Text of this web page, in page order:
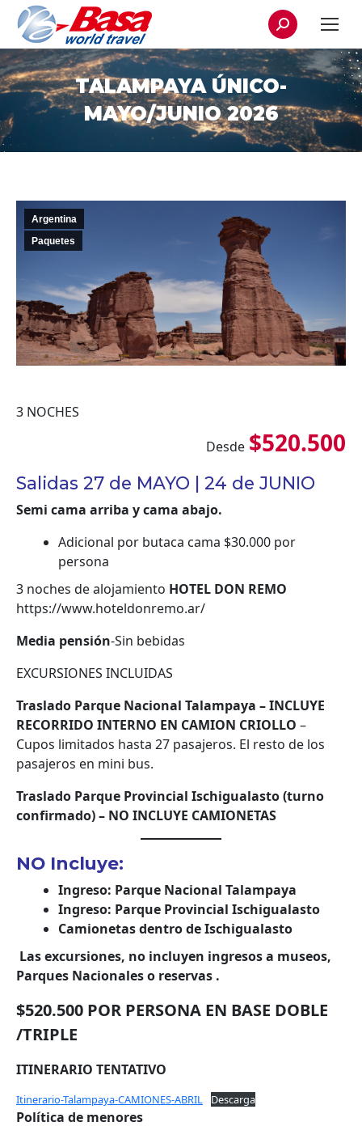
Buscar:
TALAMPAYA ÚNICO-
MAYO/JUNIO 2026
Argentina
Paquetes
3 NOCHES
Desde $520.500
Salidas 27 de MAYO | 24 de JUNIO
Semi cama arriba y cama abajo.
Adicional por butaca cama $30.000 por
persona
3 noches de alojamiento HOTEL DON REMO
https://www.hoteldonremo.ar/
Media pensión-Sin bebidas
EXCURSIONES INCLUIDAS
Traslado Parque Nacional Talampaya – INCLUYE
RECORRIDO INTERNO EN CAMION CRIOLLO –
Cupos limitados hasta 27 pasajeros. El resto de los
pasajeros en mini bus.
Traslado Parque Provincial Ischigualasto (turno
confirmado) – NO INCLUYE CAMIONETAS
NO Incluye:
Ingreso: Parque Nacional Talampaya
Ingreso: Parque Provincial Ischigualasto
Camionetas dentro de Ischigualasto
Las excursiones, no incluyen ingresos a museos,
Parques Nacionales o reservas .
$520.500 POR PERSONA EN BASE DOBLE
/TRIPLE
ITINERARIO TENTATIVO
Itinerario-Talampaya-CAMIONES-ABRIL Descarga
Política de menores